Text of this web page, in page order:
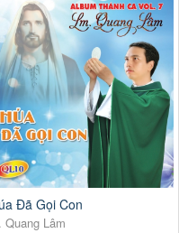
Đã Gọi Con
Quang Lâm